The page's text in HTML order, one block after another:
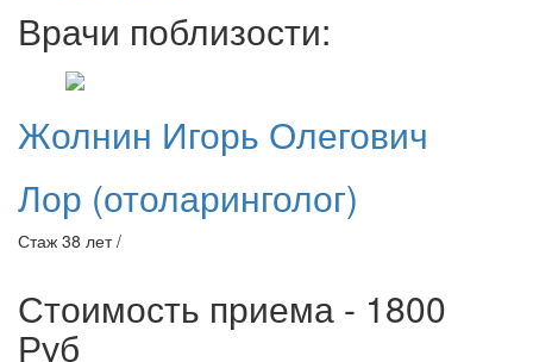
Врачи поблизости:
Жолнин Игорь Олегович
Лор (отоларинголог)
Стаж 38 лет /
Стоимость приема - 1800
Руб